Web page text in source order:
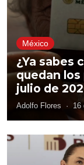
México
¿Ya sabes
quedan
julio de
Adolfo Flores · 16